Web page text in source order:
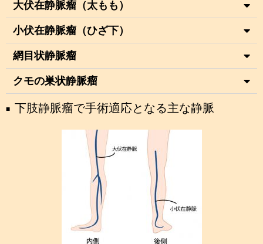
大伏在静脈瘤（太もも）​
小伏在静脈瘤（ひざ下）​
網目状静脈瘤​
クモの巣状静脈瘤
下肢静脈瘤で手術適応となる主な静脈